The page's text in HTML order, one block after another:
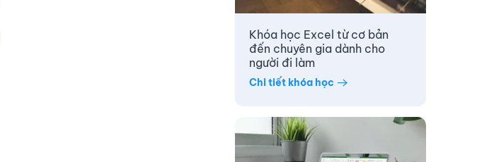
Khóa học Excel từ cơ bản
đến chuyên gia dành cho
người đi làm
Chi tiết khóa học